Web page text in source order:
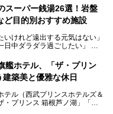
を体験できます。
に一足先にお邪魔し、その全貌
！
たちが泳ぐ水風呂、そしてバ
ペース…。驚きの連続だった館
スーパー銭湯26選！岩盤
ど目的別おすすめ施設
いけれど遠出する元気はない」
日中ダラダラ過ごしたい」
願いを叶えてくれるのが、神
浴、一日中遊べるエンタメ施設
パー銭湯が数多く揃っていま
艦ホテル、「ザ・プリン
築美と優雅な休日
テル（西武プリンスホテルズ＆
プリンス 箱根芦ノ湖」「芦